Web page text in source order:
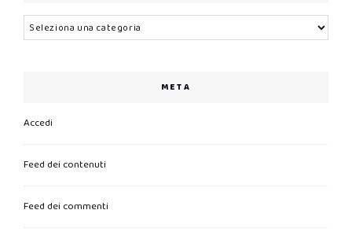
Categorie
META
Accedi
Feed dei contenuti
Feed dei commenti